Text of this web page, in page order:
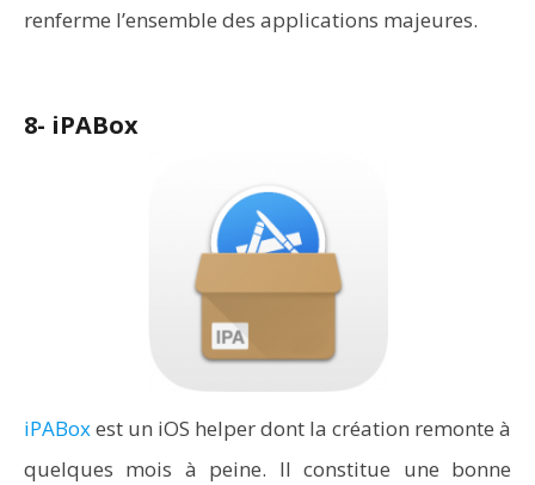
renferme l’ensemble des applications majeures.
8- iPABox
iPABoxest un iOS helper dont la création remonte à
quelques mois à peine. Il constitue une bonne